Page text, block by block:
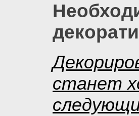
станет